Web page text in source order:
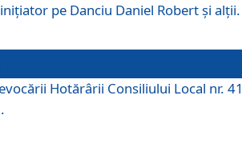
pe Danciu Daniel Robert şi alţii.
Hotărârii Consiliului Local nr.